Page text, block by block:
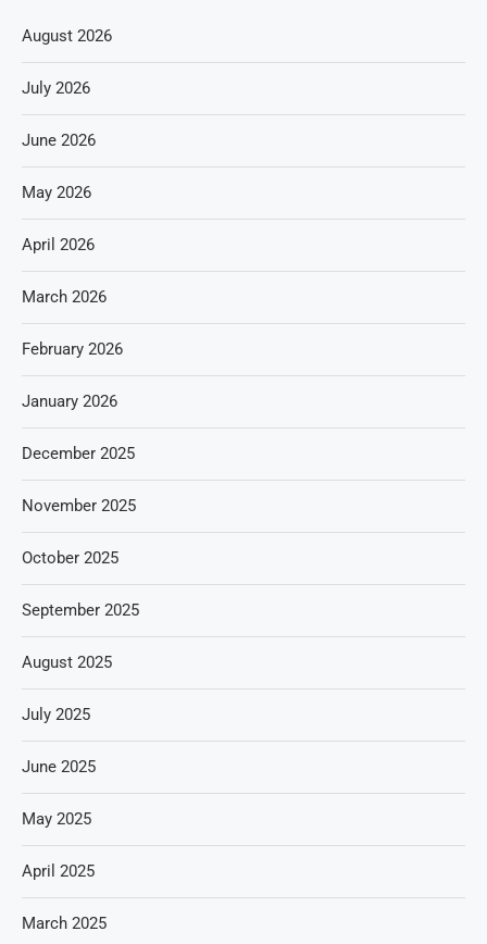
August 2026
July 2026
June 2026
May 2026
April 2026
March 2026
February 2026
January 2026
December 2025
November 2025
October 2025
September 2025
August 2025
July 2025
June 2025
May 2025
April 2025
March 2025